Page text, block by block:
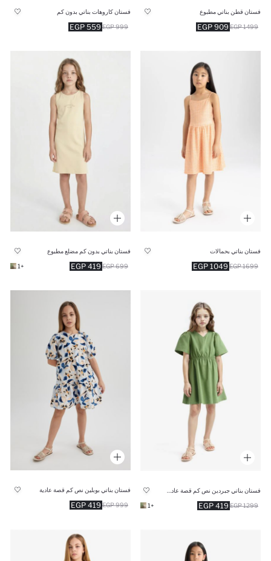
فستان قطن بناتي مطبوع
909 EGP 1499 EGP
فستان كاروهات بناتي بدون كم
559 EGP 999 EGP
فستان بناتي بحمالات
1049 EGP 1699 EGP
فستان بناتي بدون كم مضلع مطبوع
419 EGP 699 EGP
+1
419 EGP 1299 EGP
+1
فستان بناتي بوبلين نص كم قصة عادية
419 EGP 999 EGP